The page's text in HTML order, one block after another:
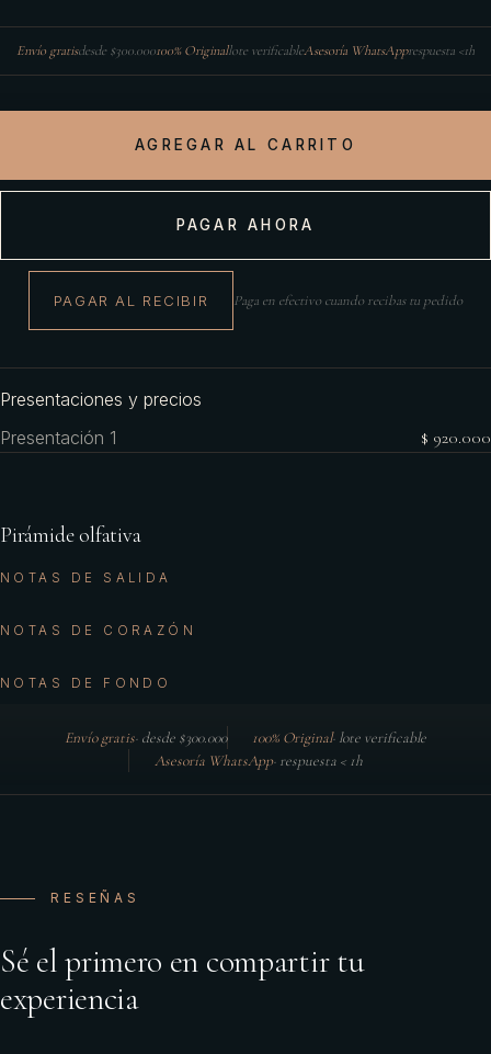
Envío gratisdesde $300.000100% Originallote verificableAsesoría WhatsApprespuesta <1h
AGREGAR AL CARRITO
PAGAR AHORA
PAGAR AL RECIBIR Paga en efectivo cuando recibas tu pedido
Presentaciones y precios
Presentación 1
$ 920.000
Pirámide olfativa
NOTAS DE SALIDA
NOTAS DE CORAZÓN
NOTAS DE FONDO
Envío gratis· desde $300.000 100% Original· lote verificable
Asesoría WhatsApp· respuesta < 1h
RESEÑAS
Sé el primero en compartir tu
experiencia